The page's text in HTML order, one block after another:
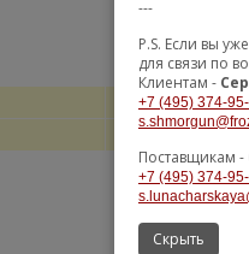
---
P.S. Если вы
для связи по
Клиентам -
+7 (495) 374-
Поставщикам -
+7 (495) 374-
Скрыть